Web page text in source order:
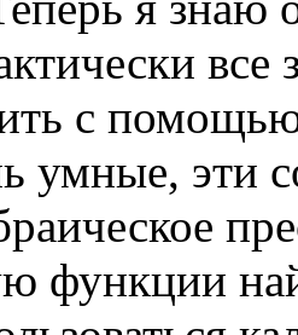
с помощью
умные, эти
функции